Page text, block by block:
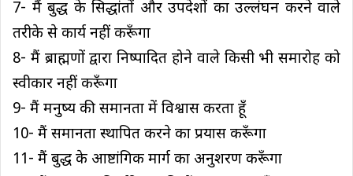
7- मैं बुद्ध के सिद्धांतों और उपदेशों का उल्लंघन करने वाले
तरीके से कार्य नहीं करूँगा
8- मैं ब्राह्मणों द्वारा निष्पादित होने वाले किसी भी समारोह को
स्वीकार नहीं करूँगा
9- मैं मनुष्य की समानता में विश्वास करता हूँ
10- मैं समानता स्थापित करने का प्रयास करूँगा
11- मैं बुद्ध के आष्टांगिक मार्ग का अनुशरण करूँगा